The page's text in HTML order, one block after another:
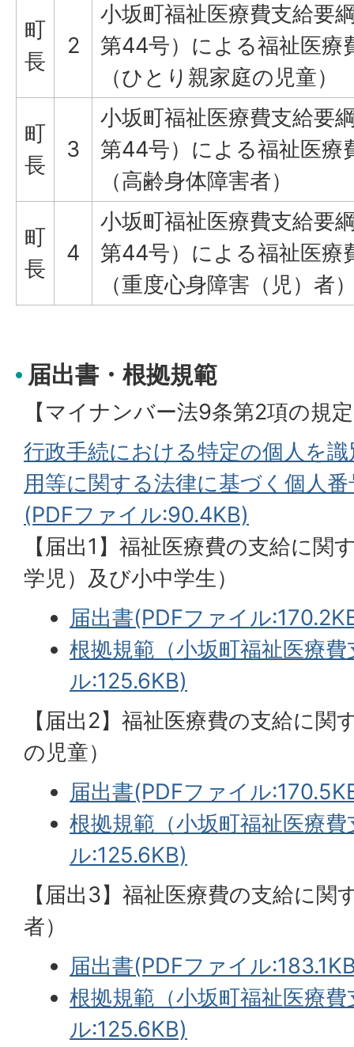
町
長
2
小坂町福祉医療費支給要
第44号）による福祉医療
（ひとり親家庭の児童）
町
長
3
小坂町福祉医療費支給要
第44号）による福祉医療
（高齢身体障害者）
町
長
4
小坂町福祉医療費支給要
第44号）による福祉医療
（重度心身障害（児）者
届出書・根拠規範
【マイナンバー法9条第2項の規
行政手続における特定の個人を
用等に関する法律に基づく個人
(PDFファイル:90.4KB)
【届出1】福祉医療費の支給に関
学児）及び小中学生）
届出書(PDFファイル
根拠規範（小坂町福祉医療
ル:125.6KB)
【届出2】福祉医療費の支給に関
の児童）
届出書(PDFファイル
根拠規範（小坂町福祉医療
ル:125.6KB)
【届出3】福祉医療費の支給に関
者）
届出書(PDFファイル
根拠規範（小坂町福祉医療
ル:125.6KB)